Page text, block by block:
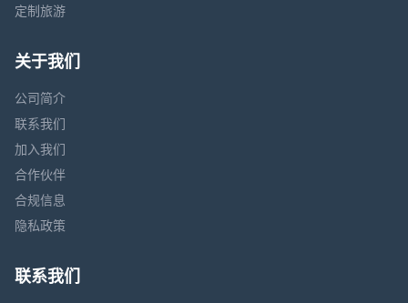
定制旅游
关于我们
公司简介
联系我们
加入我们
合作伙伴
合规信息
隐私政策
联系我们